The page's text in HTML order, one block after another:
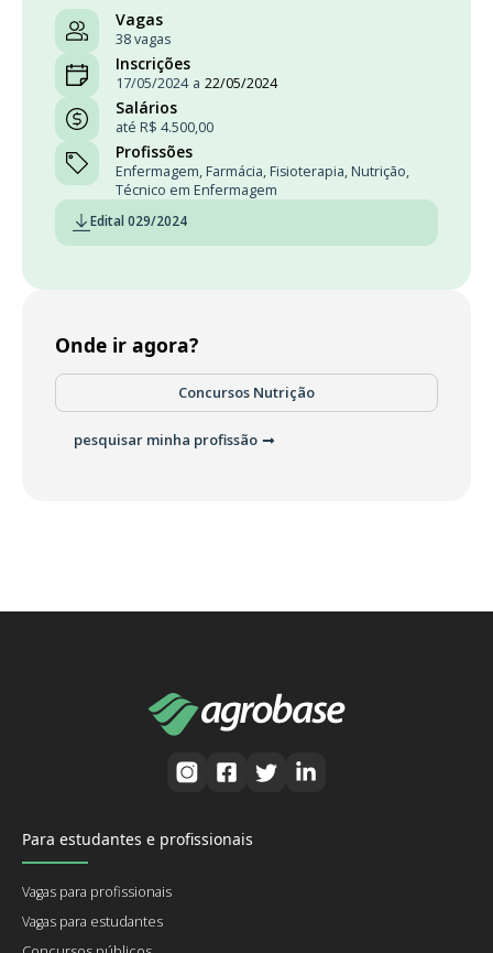
Vagas
38 vagas
Inscrições
17/05/2024 a 22/05/2024
Salários
até R$ 4.500,00
Profissões
Enfermagem, Farmácia, Fisioterapia, Nutrição,
Técnico em Enfermagem
Edital 029/2024
Onde ir agora?
Concursos Nutrição
pesquisar minha profissão
Para estudantes e profissionais
Vagas para profissionais
Vagas para estudantes